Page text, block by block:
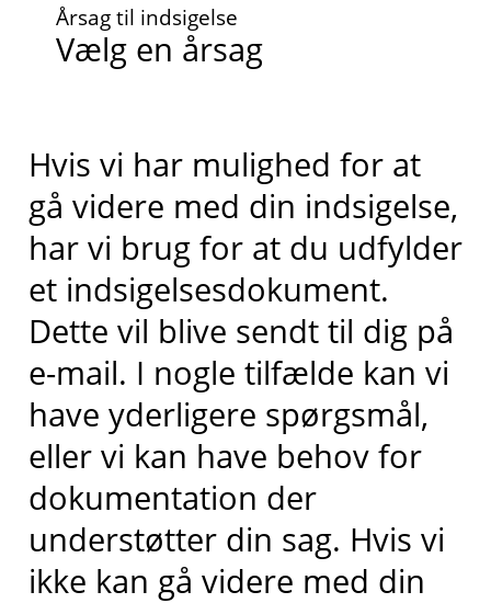
Årsag til indsigelse
Hvis vi har mulighed for at
gå videre med din indsigelse,
har vi brug for at du udfylder
et indsigelsesdokument.
Dette vil blive sendt til dig på
e-mail. I nogle tilfælde kan vi
have yderligere spørgsmål,
eller vi kan have behov for
dokumentation der
understøtter din sag. Hvis vi
ikke kan gå videre med din